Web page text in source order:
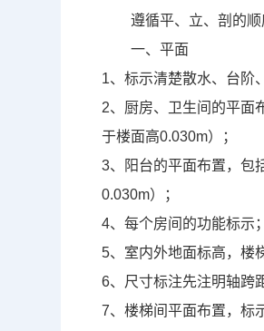
遵循平、立、剖的
一、平面
1、标示清楚散水、台阶
2、厨房、卫生间的平面
于楼面高0.030m）；
3、阳台的平面布置，包
0.030m）；
4、每个房间的功能标示；
5、室内外地面标高，楼
6、尺寸标注先注明轴跨
7、楼梯间平面布置，标